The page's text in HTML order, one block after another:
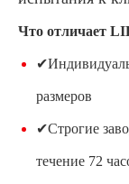
Что отличает
размеров
✔Строгие
течение 72